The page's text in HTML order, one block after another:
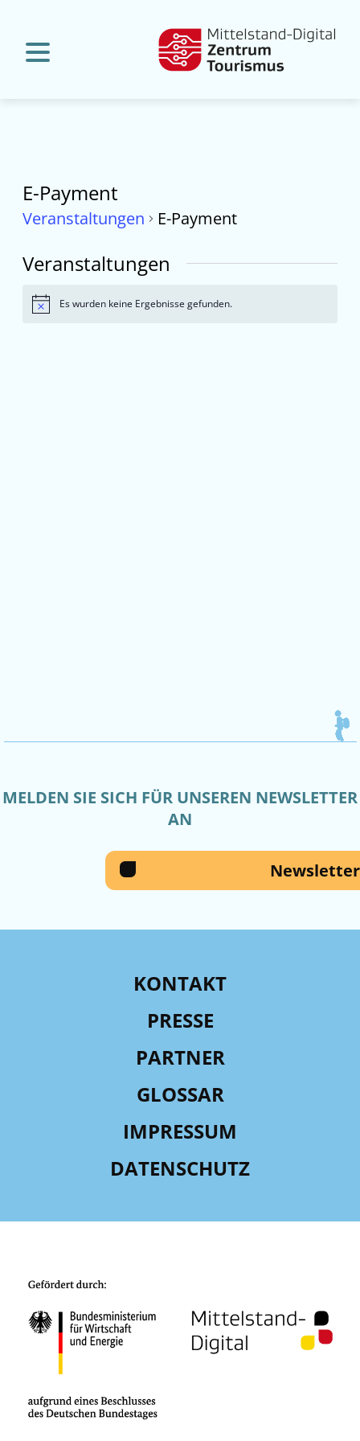
E-Payment
Veranstaltungen E-Payment
Veranstaltungen
HinweisEs wurden keine Ergebnisse gefunden.
MELDEN SIE SICH FÜR UNSEREN NEWSLETTER
AN
Newsletter
KONTAKT
PRESSE
PARTNER
GLOSSAR
IMPRESSUM
DATENSCHUTZ